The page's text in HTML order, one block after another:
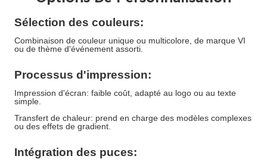
Sélection des couleurs:
Combinaison de couleur unique ou multicolore, de marque VI
ou de thème d'événement assorti.
Processus d'impression:
Impression d'écran: faible coût, adapté au logo ou au texte
simple.
Transfert de chaleur: prend en charge des modèles complexes
ou des effets de gradient.
Intégration des puces: